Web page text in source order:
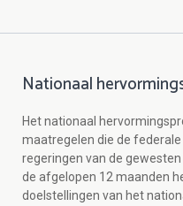
Nationaal
Het nationaal
maatregelen die de federale
regeringen van de
de afgelopen 12 maanden
doelstellingen van het